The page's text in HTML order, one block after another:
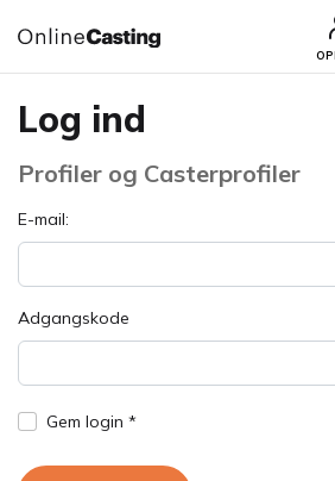
Log ind
Profiler og Casterprofiler
E-mail:
Adgangskode
Gem login *